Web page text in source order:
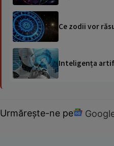
Ce zodii vor
Inteligența
Urmărește-ne pe